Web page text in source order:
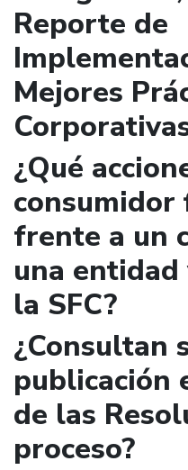
Reporte de
Mejores
¿Qué
consumidor
frente a un
una
la SFC?
¿Consultan
publicación
de las
proceso?